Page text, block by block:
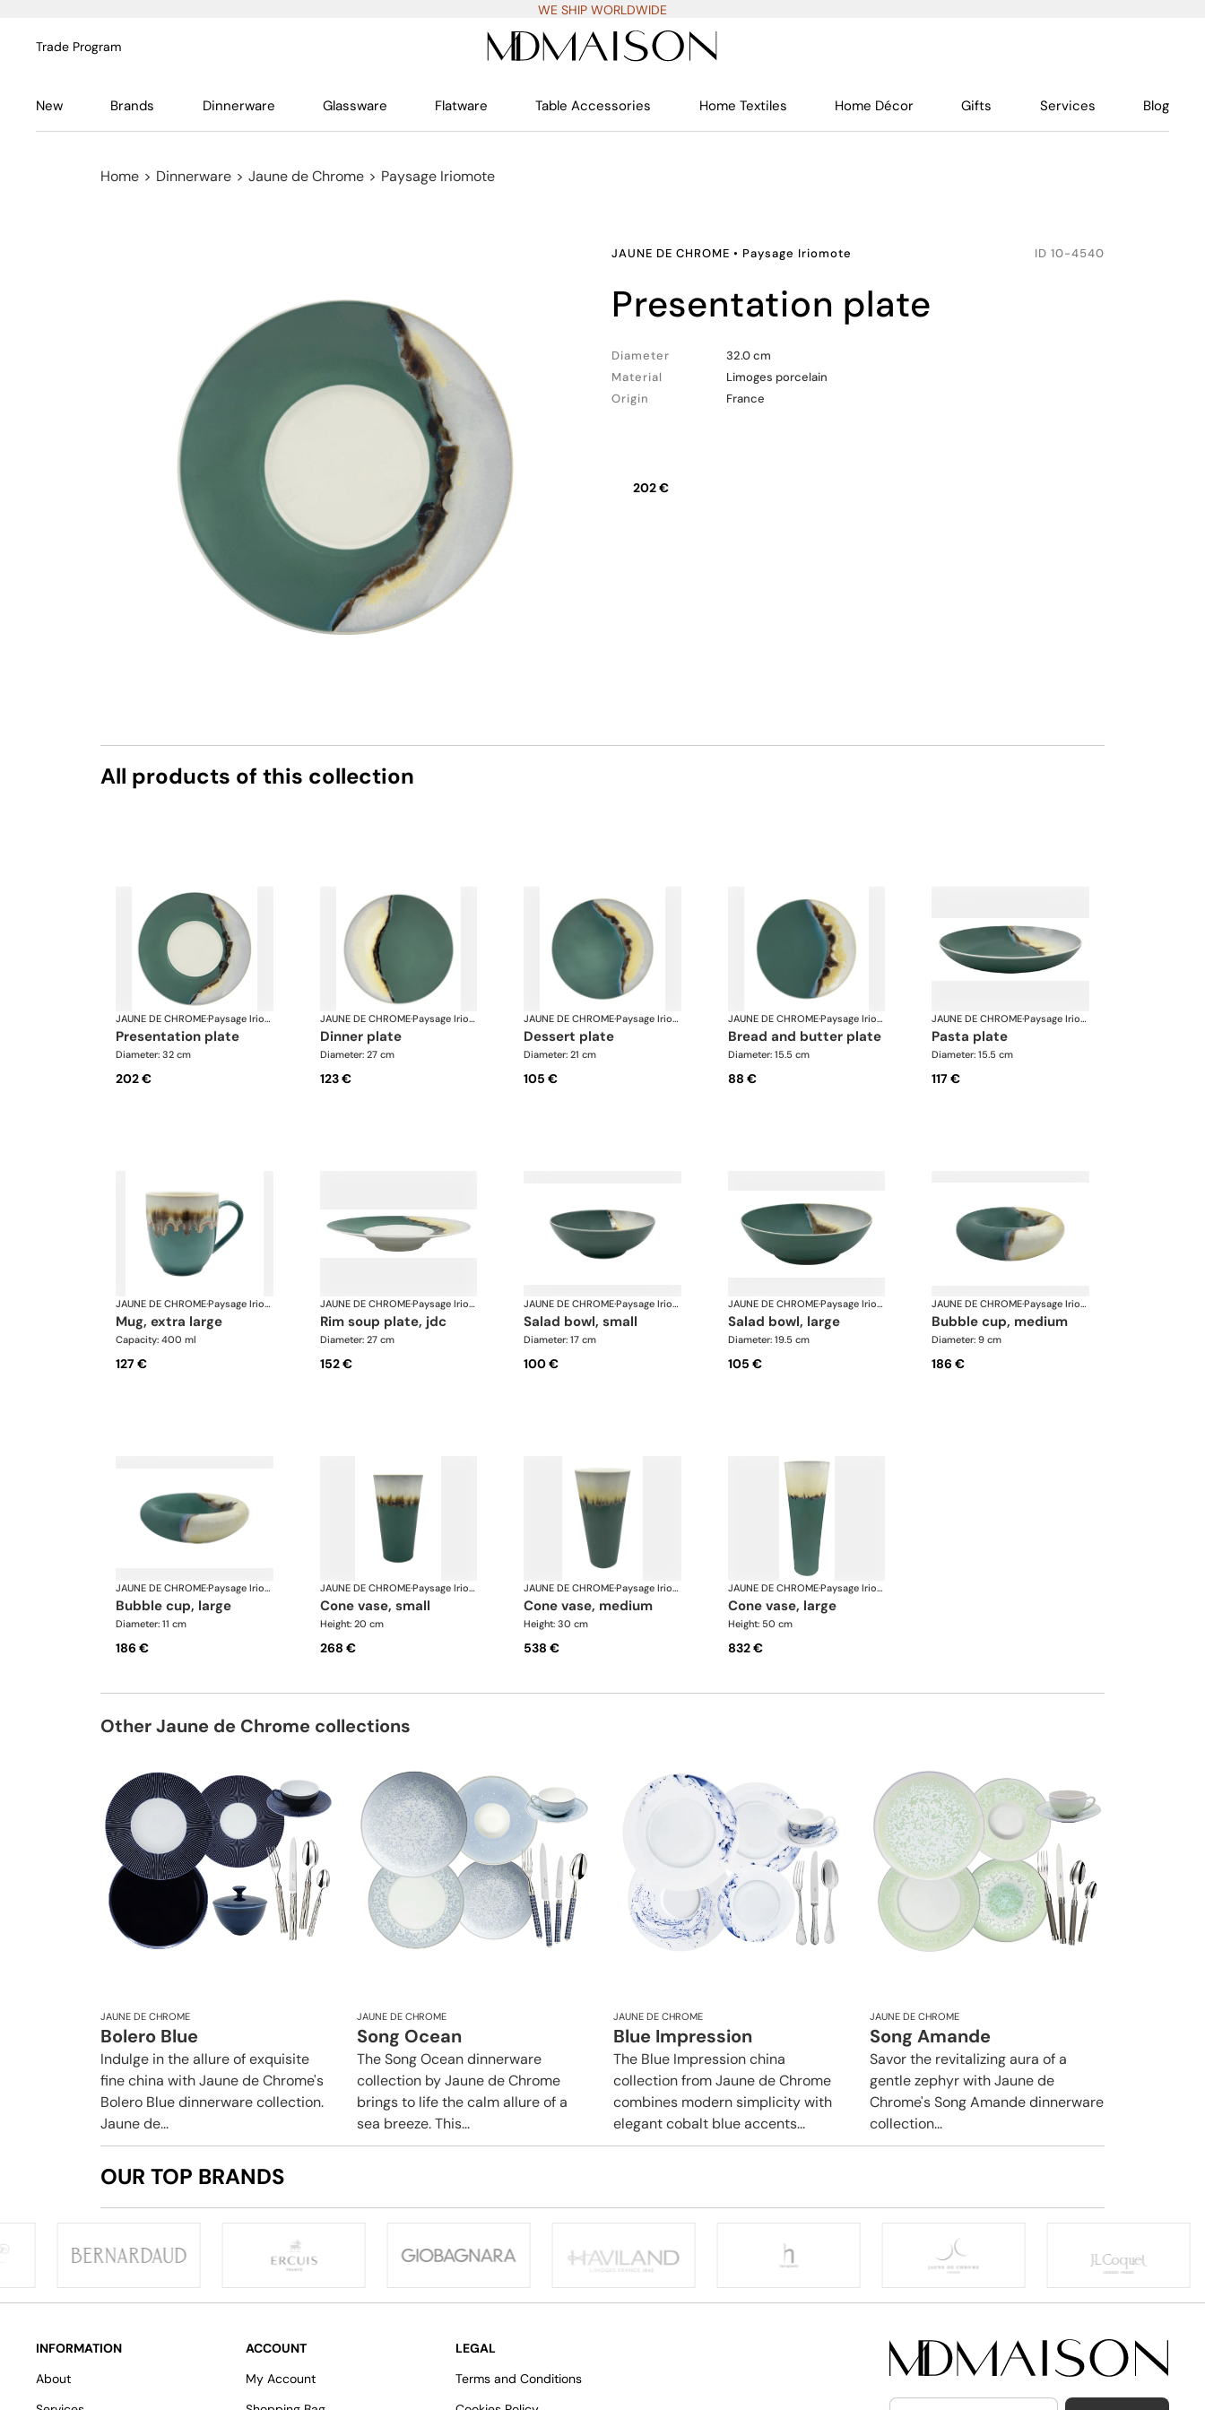
WE SHIP WORLDWIDE
Trade Program
New Brands Dinnerware Glassware Flatware Table Accessories Home Textiles Home Décor Gifts Services Blog
Home > Dinnerware > Jaune de Chrome > Paysage Iriomote
JAUNE DE CHROME • Paysage Iriomote ID 10-4540
presentation plate
Diameter
32.0 cm
Material
Limoges porcelain
Origin
France
202 €
All products of this collection
JAUNE DE CHROME· Paysage Iriomote
presentation plate
Diameter: 32 cm
202 €
JAUNE DE CHROME· Paysage Iriomote
dinner plate
Diameter: 27 cm
123 €
JAUNE DE CHROME· Paysage Iriomote
dessert plate
Diameter: 21 cm
105 €
JAUNE DE CHROME· Paysage Iriomote
bread and butter plate
Diameter: 15.5 cm
88 €
JAUNE DE CHROME· Paysage Iriomote
pasta plate
Diameter: 15.5 cm
117 €
JAUNE DE CHROME· Paysage Iriomote
mug, extra large
Capacity: 400 ml
127 €
JAUNE DE CHROME· Paysage Iriomote
rim soup plate, jdc
Diameter: 27 cm
152 €
JAUNE DE CHROME· Paysage Iriomote
salad bowl, small
Diameter: 17 cm
100 €
JAUNE DE CHROME· Paysage Iriomote
salad bowl, large
Diameter: 19.5 cm
105 €
JAUNE DE CHROME· Paysage Iriomote
bubble cup, medium
Diameter: 9 cm
186 €
JAUNE DE CHROME· Paysage Iriomote
bubble cup, large
Diameter: 11 cm
186 €
JAUNE DE CHROME· Paysage Iriomote
cone vase, small
Height: 20 cm
268 €
JAUNE DE CHROME· Paysage Iriomote
cone vase, medium
Height: 30 cm
538 €
JAUNE DE CHROME· Paysage Iriomote
cone vase, large
Height: 50 cm
832 €
Other Jaune de Chrome collections
JAUNE DE CHROME
Bolero Blue
Indulge in the allure of exquisite
fine china with Jaune de Chrome's
Bolero Blue dinnerware collection.
Jaune de...
JAUNE DE CHROME
Song Ocean
The Song Ocean dinnerware
collection by Jaune de Chrome
brings to life the calm allure of a
sea breeze. This...
JAUNE DE CHROME
Blue Impression
The Blue Impression china
collection from Jaune de Chrome
combines modern simplicity with
elegant cobalt blue accents...
JAUNE DE CHROME
Song Amande
Savor the revitalizing aura of a
gentle zephyr with Jaune de
Chrome's Song Amande dinnerware
collection...
OUR TOP BRANDS
INFORMATION
About
ACCOUNT
My Account
LEGAL
Terms and Conditions